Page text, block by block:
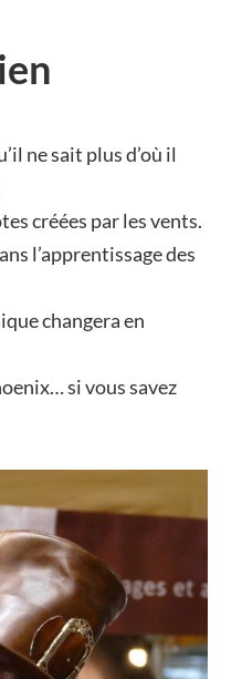
ne sait plus d’où il
créées par les vents.
l’apprentissage des
changera en
si vous savez